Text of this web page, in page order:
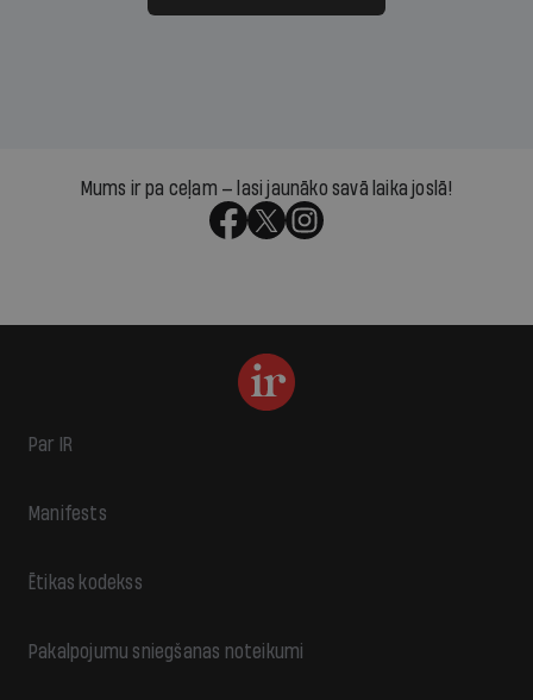
Mums ir pa ceļam — lasi jaunāko savā laika joslā!
Par IR
Manifests
Ētikas kodekss
Pakalpojumu sniegšanas noteikumi